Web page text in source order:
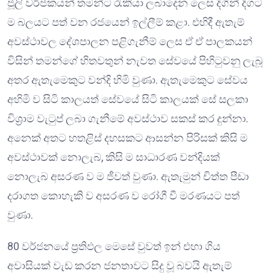
ජූලි වර්ජකයන් තමන්ට රැකියා ලබාදෙන ලෙස දිගින් දිගට
ම බලයට පත් වන රජයෙන් ඉල්ලීම් කළා. එහිදී ඇතැම්
අවස්ථාවල දේශපාලන පළිගැනීම් ලෙස ඒ ඒ පාලකයන්
විසින් තමන්ගේ හිතවතුන් නැවත සේවයේ පිහිටුවනු ලැබූ
අතර ඇතැමෙකුට වන්දි හිමි වුණා. ඇතැමෙකුට සේවය
අහිමි ව සිටි කාලයත් සේවයේ සිටි කාලයක් සේ සලකා
විශ්‍රාම වැටුප් ලබා ගැනීමේ අවස්ථාව සකස් කර දුන්නා.
අනෙක් අතට හතළිස් දහසකට ආසන්න පිරිසක් කිසි ම
අවස්ථාවක් නොලැබ, කිසි ම සාධාරණ වන්දියක්
නොලැබ අසරණ ව ම ජීවත් වුණා. ඇතැමුන් චිත්ත පීඩා
දරාගත කොහැකි ව අසරණ ව රෝගී වී මරණයට පත්
වුණා.
80 වර්ජනයේ ප්‍රතිඵල මෙසේ වුවත් ඉන් එහා ගිය
අවාසියක් වැඩ කරන ජනතාවට සිදු වූ බවයි ඇතැම්